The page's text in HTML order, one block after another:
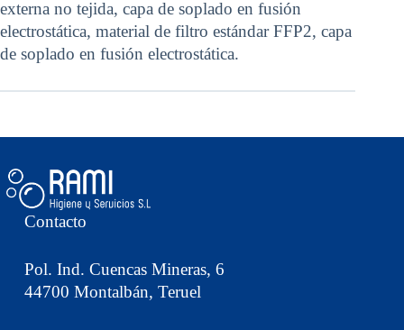
externa no tejida, capa de soplado en fusión
electrostática, material de filtro estándar FFP2, capa
de soplado en fusión electrostática.
Contacto
Pol. Ind. Cuencas Mineras, 6
44700 Montalbán, Teruel